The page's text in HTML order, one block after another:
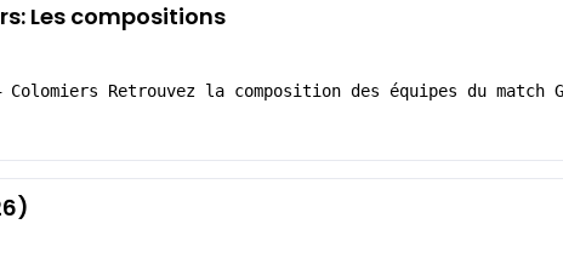
Les compositions
Colomiers Retrouvez la composition des équipes du